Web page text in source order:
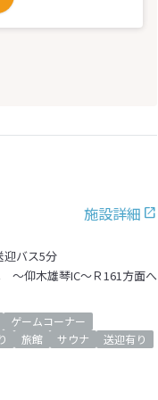
施設詳細
バス5分
～仰木雄琴IC～Ｒ161方面へ
ゲームコーナー
旅館 サウナ 送迎有り